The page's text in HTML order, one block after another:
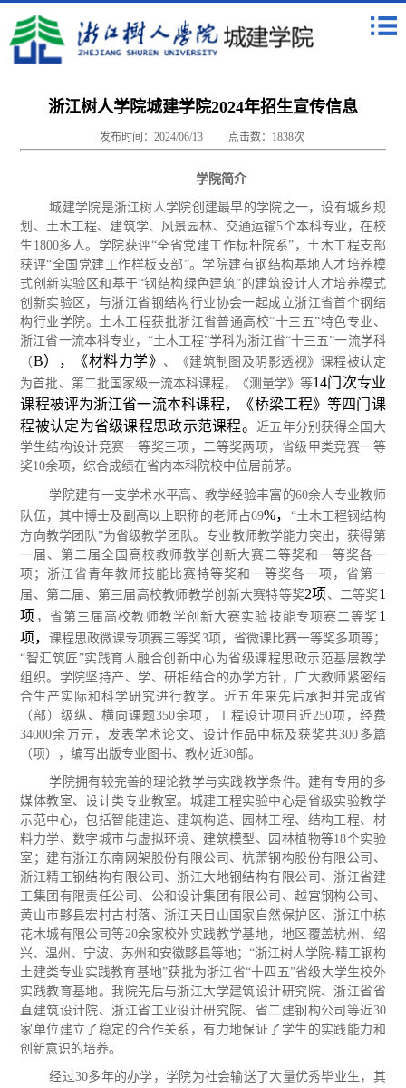
浙江树人学院城建学院2024年招生宣传信息
发布时间：2024/06/13 点击数： 1838次
学院简介
城建学院是浙江树人学院创建最早的学院之一，设有城乡规
划、土木工程、建筑学、风景园林、交通运输5个本科专业，在校
生1800多人。学院获评“全省党建工作标杆院系”，土木工程支部
获评“全国党建工作样板支部”。学院建有钢结构基地人才培养模
式创新实验区和基于“钢结构绿色建筑”的建筑设计人才培养模式
创新实验区，与浙江省钢结构行业协会一起成立浙江省首个钢结
构行业学院。 土木工程获批浙江省普通高校“十三五”特色专业、
浙江省一流本科专业，“土木工程”学科为浙江省“十三五”一流学科
（B），《材料力学》 、《建筑制图及阴影透视》课程被认定
为首批、第二批国家级一流本科课程，《测量学》等14门次专业
课程被评为浙江省一流本科课程，《桥梁工程》等四门课
程被认定为省级课程思政示范课程。近五年分别获得全国大
学生结构设计竞赛一等奖三项，二等奖两项，省级甲类竞赛一等
奖10余项，综合成绩在省内本科院校中位居前茅。
学院建有一支学术水平高、教学经验丰富的60余人专业教师
队伍，其中博士及副高以上职称的老师占69%， “土木工程钢结构
方向教学团队”为省级教学团队。专业教师教学能力突出，获得第
一届、第二届全国高校教师教学创新大赛二等奖和一等奖各一
项；浙江省青年教师技能比赛特等奖和一等奖各一项，省第一
届、第二届、第三届高校教师教学创新大赛特等奖2项 、二等奖 1
项 ，省第三届高校教师教学创新大赛实验技能专项赛二等奖 1
项，课程思政微课专项赛三等奖3项，省微课比赛一等奖多项等；
“智汇筑匠”实践育人融合创新中心为省级课程思政示范基层教学
组织。学院坚持产、学、研相结合的办学方针，广大教师紧密结
合生产实际和科学研究进行教学。近五年来先后承担并完成省
（部）级纵、横向课题350余项，工程设计项目近250项，经费
34000余万元，发表学术论文、设计作品中标及获奖共300多篇
（项），编写出版专业图书、教材近30部。
学院拥有较完善的理论教学与实践教学条件。建有专用的多
媒体教室、设计类专业教室。城建工程实验中心是省级实验教学
示范中心，包括智能建造、建筑构造、园林工程、结构工程、材
料力学、数字城市与虚拟环境、建筑模型、园林植物等18个实验
室；建有浙江东南网架股份有限公司、杭萧钢构股份有限公司、
浙江精工钢结构有限公司、浙江大地钢结构有限公司、浙江省建
工集团有限责任公司、公和设计集团有限公司、越宫钢构公司、
黄山市黟县宏村古村落、浙江天目山国家自然保护区、浙江中栋
花木城有限公司等20余家校外实践教学基地，地区覆盖杭州、绍
兴、温州、宁波、苏州和安徽黟县等地；“浙江树人学院-精工钢构
土建类专业实践教育基地”获批为浙江省“十四五”省级大学生校外
实践教育基地。我院先后与浙江大学建筑设计研究院、浙江省省
直建筑设计院、浙江省工业设计研究院、省二建钢构公司等近30
家单位建立了稳定的合作关系，有力地保证了学生的实践能力和
创新意识的培养。
经过30多年的办学，学院为社会输送了大量优秀毕业生，其